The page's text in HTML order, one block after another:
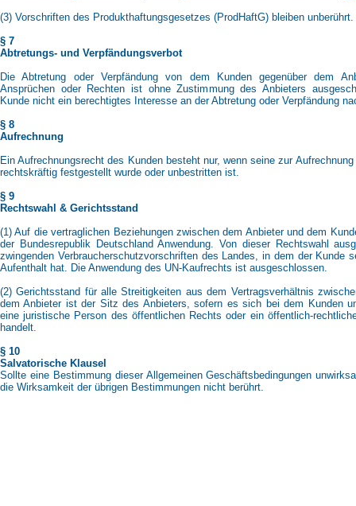
(3) Vorschriften des Produkthaftungsgesetzes (ProdHaftG) bleiben unberührt.
§ 7
Abtretungs- und Verpfändungsverbot
Die Abtretung oder Verpfändung von dem Kunden gegenüber dem
Ansprüchen oder Rechten ist ohne Zustimmung des Anbieters
Kunde nicht ein berechtigtes Interesse an der Abtretung oder Verpfändung
§ 8
Aufrechnung
Ein Aufrechnungsrecht des Kunden besteht nur, wenn seine zur
rechtskräftig festgestellt wurde oder unbestritten ist.
§ 9
Rechtswahl & Gerichtsstand
(1) Auf die vertraglichen Beziehungen zwischen dem Anbieter und dem
der Bundesrepublik Deutschland Anwendung. Von dieser Rechtswahl
zwingenden Verbraucherschutzvorschriften des Landes, in dem der Kunde
Aufenthalt hat. Die Anwendung des UN-Kaufrechts ist ausgeschlossen.
(2) Gerichtsstand für alle Streitigkeiten aus dem Vertragsverhältnis
dem Anbieter ist der Sitz des Anbieters, sofern es sich bei dem Kunden
eine juristische Person des öffentlichen Rechts oder ein öffentlich-
handelt.
§ 10
Salvatorische Klausel
Sollte eine Bestimmung dieser Allgemeinen Geschäftsbedingungen
die Wirksamkeit der übrigen Bestimmungen nicht berührt.